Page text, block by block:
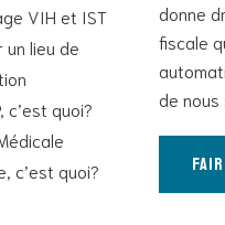
VIH et IST
un lieu de
c’est quoi?
c’est quoi?
donne
fiscale
de nous